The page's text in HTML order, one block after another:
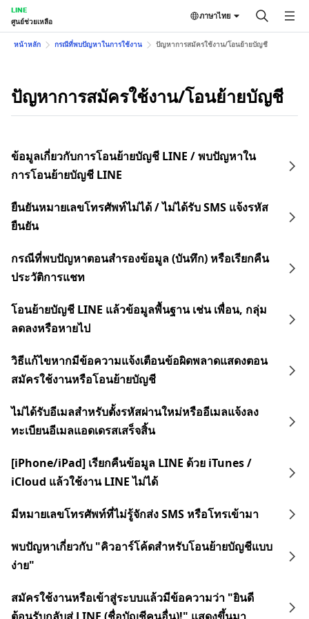
LINE
ศูนย์ช่วยเหลือ
ภาษาไทย
หน้าหลัก กรณีที่พบปัญหาในการใช้งาน ปัญหาการสมัครใช้งาน/โอนย้ายบัญชี
ปัญหาการสมัครใช้งาน/โอนย้ายบัญชี
ข้อมูลเกี่ยวกับการโอนย้ายบัญชี LINE / พบปัญหาใน
การโอนย้ายบัญชี LINE
ยืนยันหมายเลขโทรศัพท์ไม่ได้ / ไม่ได้รับ SMS แจ้งรหัส
ยืนยัน
กรณีที่พบปัญหาตอนสำรองข้อมูล (บันทึก) หรือเรียกคืน
ประวัติการแชท
โอนย้ายบัญชี LINE แล้วข้อมูลพื้นฐาน เช่น เพื่อน, กลุ่ม
ลดลงหรือหายไป
วิธีแก้ไขหากมีข้อความแจ้งเตือนข้อผิดพลาดแสดงตอน
สมัครใช้งานหรือโอนย้ายบัญชี
ไม่ได้รับอีเมลสำหรับตั้งรหัสผ่านใหม่หรืออีเมลแจ้งลง
ทะเบียนอีเมลแอดเดรสเสร็จสิ้น
[iPhone/iPad] เรียกคืนข้อมูล LINE ด้วย iTunes /
iCloud แล้วใช้งาน LINE ไม่ได้
มีหมายเลขโทรศัพท์ที่ไม่รู้จักส่ง SMS หรือโทรเข้ามา
พบปัญหาเกี่ยวกับ "คิวอาร์โค้ดสำหรับโอนย้ายบัญชีแบบ
ง่าย"
สมัครใช้งานหรือเข้าสู่ระบบแล้วมีข้อความว่า "ยินดี